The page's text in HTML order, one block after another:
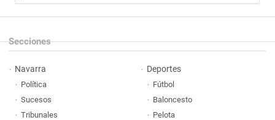
Secciones
Navarra
Política
Sucesos
Tribunales
Deportes
Fútbol
Baloncesto
Pelota